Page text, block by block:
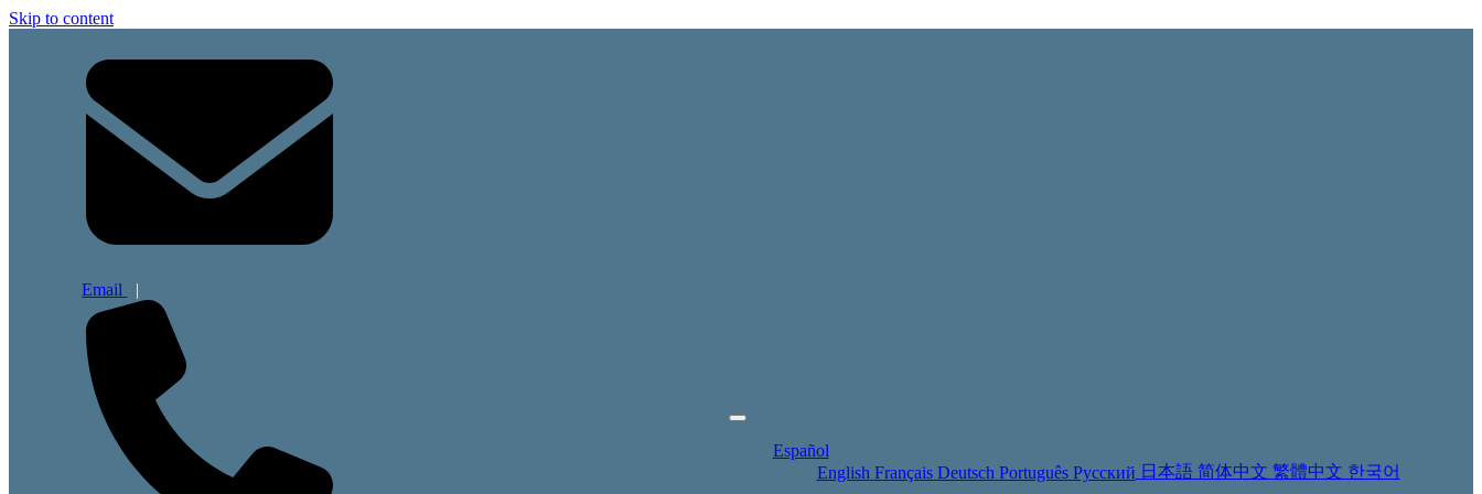
Skip to content
Email |
Español
English Français Deutsch Português Русский 日本語 简体中文 繁體中文 한국어